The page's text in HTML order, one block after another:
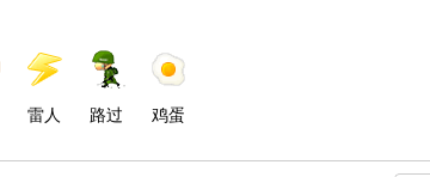
雷人 路过 鸡蛋